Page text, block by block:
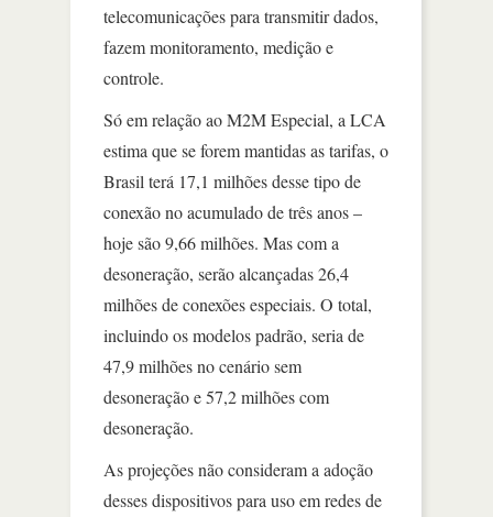
telecomunicações para transmitir dados,
fazem monitoramento, medição e
controle.
Só em relação ao M2M Especial, a LCA
estima que se forem mantidas as tarifas, o
Brasil terá 17,1 milhões desse tipo de
conexão no acumulado de três anos –
hoje são 9,66 milhões. Mas com a
desoneração, serão alcançadas 26,4
milhões de conexões especiais. O total,
incluindo os modelos padrão, seria de
47,9 milhões no cenário sem
desoneração e 57,2 milhões com
desoneração.
As projeções não consideram a adoção
desses dispositivos para uso em redes de